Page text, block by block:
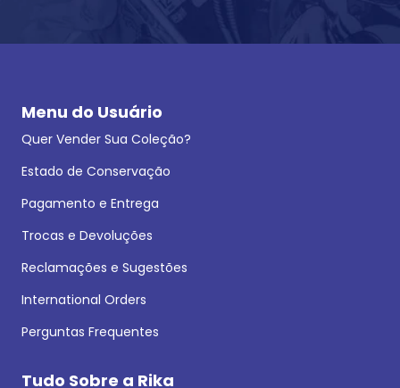
Menu do Usuário
Quer Vender Sua Coleção?
Estado de Conservação
Pagamento e Entrega
Trocas e Devoluções
Reclamações e Sugestões
International Orders
Perguntas Frequentes
Tudo Sobre a Rika